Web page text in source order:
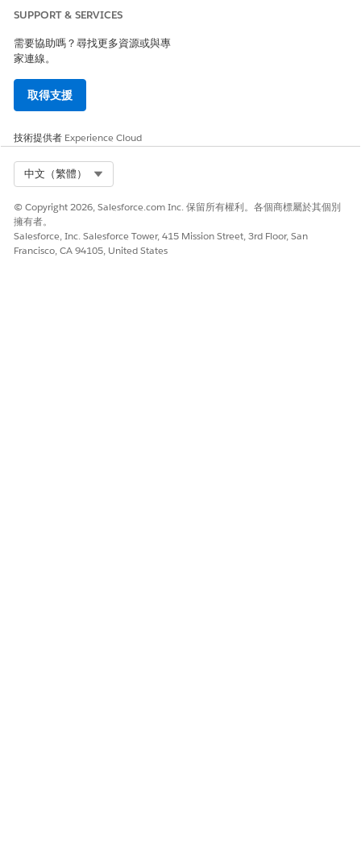
此文章是否解決您的問題？
SUPPORT & SERVICES
需要協助嗎？尋找更多資源或與專
家連線。
取得支援
技術提供者 Experience Cloud
中文（繁體）
© Copyright 2026, Salesforce.com Inc. 保留所有權利。各個商標屬於其個別
擁有者。
Salesforce, Inc. Salesforce Tower, 415 Mission Street, 3rd Floor, San
Francisco, CA 94105, United States